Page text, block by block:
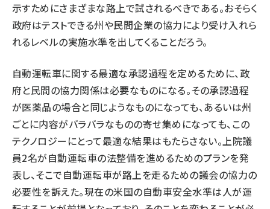
示すためにさまざまな路上で試されるべきである。おそらく
政府はテストできる州や民間企業の協力により受け入れら
れるレベルの実施水準を出してくることだろう。
自動運転車に関する最適な承認過程を定めるために、政
府と民間の協力関係は必要なものになる。その承認過程
が医薬品の場合と同じようなものになっても、あるいは州
ごとに内容がバラバラなものの寄せ集めになっても、この
テクノロジーにとって最適な結果はもたらさない。上院議
員2名が自動運転車の法整備を進めるためのプランを発
表し、そこで自動運転車が路上を走るための議会の協力の
必要性を訴えた。現在の米国の自動車安全水準は人が運